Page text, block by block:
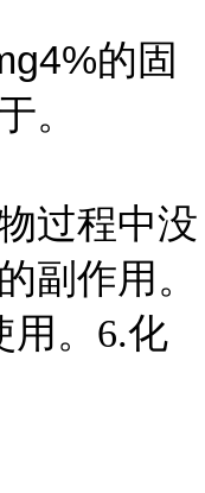
的固
。
过程中没
副作用。
用。6.化